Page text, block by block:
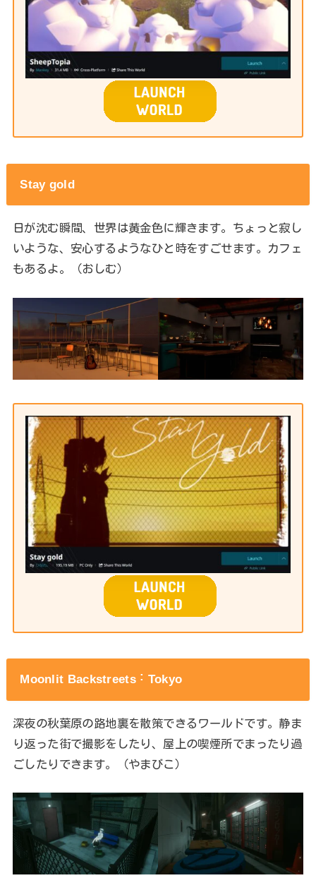
Stay gold
日が沈む瞬間、世界は黄金色に輝きます。ちょっと寂し
いような、安心するようなひと時をすごせます。カフェ
もあるよ。（おしむ）
Moonlit Backstreets ˸ Tokyo
深夜の秋葉原の路地裏を散策できるワールドです。静ま
り返った街で撮影をしたり、屋上の喫煙所でまったり過
ごしたりできます。（やまびこ）